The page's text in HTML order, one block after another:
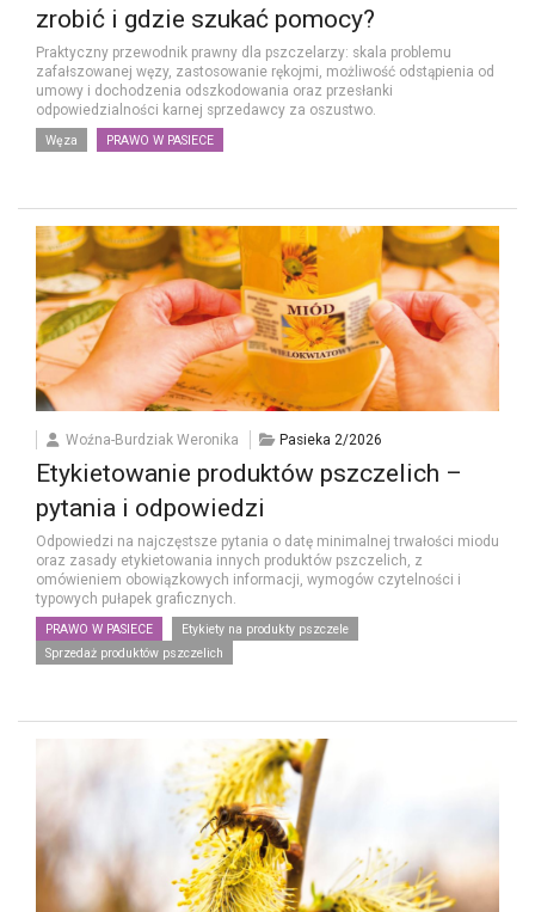
zrobić i gdzie szukać pomocy?
Praktyczny przewodnik prawny dla pszczelarzy: skala problemu
zafałszowanej węzy, zastosowanie rękojmi, możliwość odstąpienia od
umowy i dochodzenia odszkodowania oraz przesłanki
odpowiedzialności karnej sprzedawcy za oszustwo.
Węza PRAWO W PASIECE
Woźna-Burdziak Weronika Pasieka 2/2026
Etykietowanie produktów pszczelich –
pytania i odpowiedzi
Odpowiedzi na najczęstsze pytania o datę minimalnej trwałości miodu
oraz zasady etykietowania innych produktów pszczelich, z
omówieniem obowiązkowych informacji, wymogów czytelności i
typowych pułapek graficznych.
PRAWO W PASIECE
Etykiety na produkty pszczele
Sprzedaż produktów pszczelich